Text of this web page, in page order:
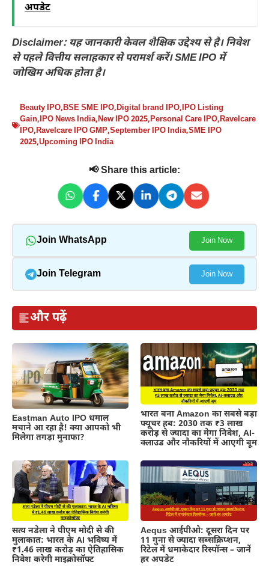
अपडेट
Disclaimer: यह जानकारी केवल शैक्षिक उद्देश्य से है। निवेश
से पहले वित्तीय सलाहकार से परामर्श करें। SME IPO में
जोखिम अधिक होता है।
Beauty IPO,BSE SME IPO,Digital brand IPO,IPO Listing
Gain,IPO News India,New IPO 2025,Personal Care IPO,Ravelcare
IPO,Ravelcare IPO GMP,September IPO India,SME IPO
2025,Upcoming IPO India
📢 Share this article:
Join WhatsApp Join Now
Join Telegram Join Now
और पढ़ें
Eastman Auto IPO धमाल
मचाने आ रहा है! क्या आपको भी
मिलेगा तगड़ा मुनाफा?
भारत बना Amazon का सबसे बड़ा
फ्यूचर हब: 2030 तक ₹3 लाख
करोड़ से ज्यादा का मेगा निवेश, AI-
क्लाउड और नौकरियों में आएगी बूम
सत्य नडेला ने पीएम मोदी से की
मुलाकात: भारत के AI भविष्य में
₹1.46 लाख करोड़ का ऐतिहासिक
निवेश करेगी माइक्रोसॉफ्ट
Aequs आईपीओ: दूसरा दिन पर
11 गुना से ज्यादा सब्सक्रिप्शन,
रिटेल में धमाकेदार रिस्पॉन्स – जानें
हर अपडेट